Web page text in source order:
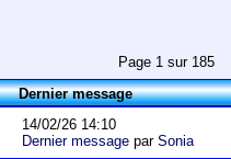
Page 1 sur 185
Dernier message
14/02/26 14:10
Dernier message parSonia